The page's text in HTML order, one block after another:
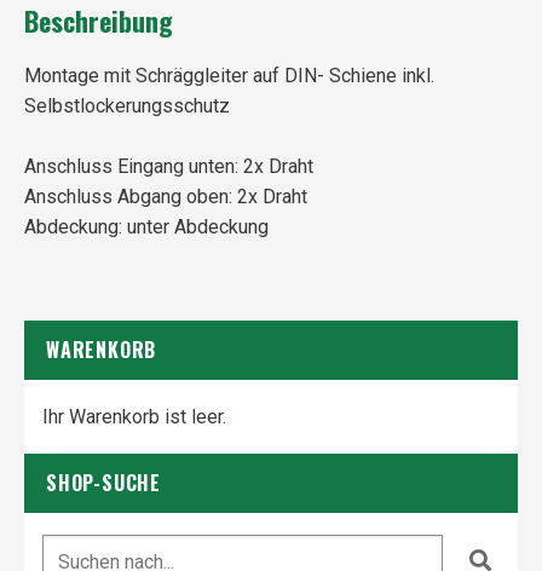
Beschreibung
Montage mit Schräggleiter auf DIN- Schiene inkl.
Selbstlockerungsschutz
Anschluss Eingang unten: 2x Draht
Anschluss Abgang oben: 2x Draht
Abdeckung: unter Abdeckung
WARENKORB
Ihr Warenkorb ist leer.
SHOP-SUCHE